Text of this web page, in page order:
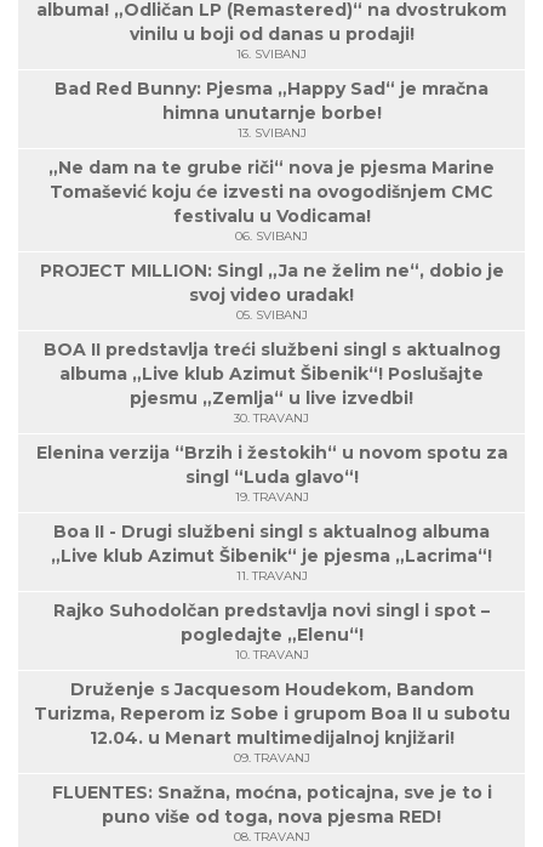
albuma! „Odličan LP (Remastered)“ na dvostrukom
vinilu u boji od danas u prodaji!
16. SVIBANJ
Bad Red Bunny: Pjesma „Happy Sad“ je mračna
himna unutarnje borbe!
13. SVIBANJ
„Ne dam na te grube riči“ nova je pjesma Marine
Tomašević koju će izvesti na ovogodišnjem CMC
festivalu u Vodicama!
06. SVIBANJ
PROJECT MILLION: Singl „Ja ne želim ne“, dobio je
svoj video uradak!
05. SVIBANJ
BOA II predstavlja treći službeni singl s aktualnog
albuma „Live klub Azimut Šibenik“! Poslušajte
pjesmu „Zemlja“ u live izvedbi!
30. TRAVANJ
Elenina verzija “Brzih i žestokih“ u novom spotu za
singl “Luda glavo“!
19. TRAVANJ
Boa II - Drugi službeni singl s aktualnog albuma
„Live klub Azimut Šibenik“ je pjesma „Lacrima“!
11. TRAVANJ
Rajko Suhodolčan predstavlja novi singl i spot –
pogledajte „Elenu“!
10. TRAVANJ
Druženje s Jacquesom Houdekom, Bandom
Turizma, Reperom iz Sobe i grupom Boa II u subotu
12.04. u Menart multimedijalnoj knjižari!
09. TRAVANJ
FLUENTES: Snažna, moćna, poticajna, sve je to i
puno više od toga, nova pjesma RED!
08. TRAVANJ